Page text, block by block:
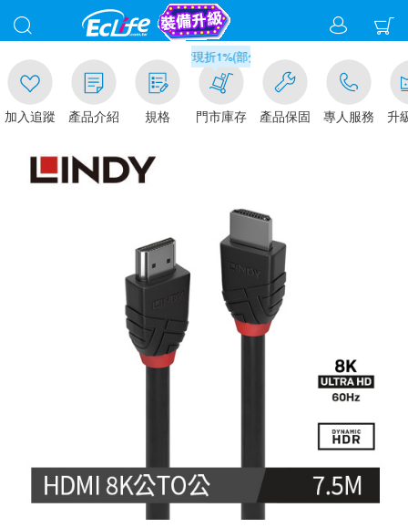
入追蹤 產品介紹 規格
滿千元門市取貨現折1%(部分商品不適用)-請點我看
門市庫存 產品保固 專人服務 升